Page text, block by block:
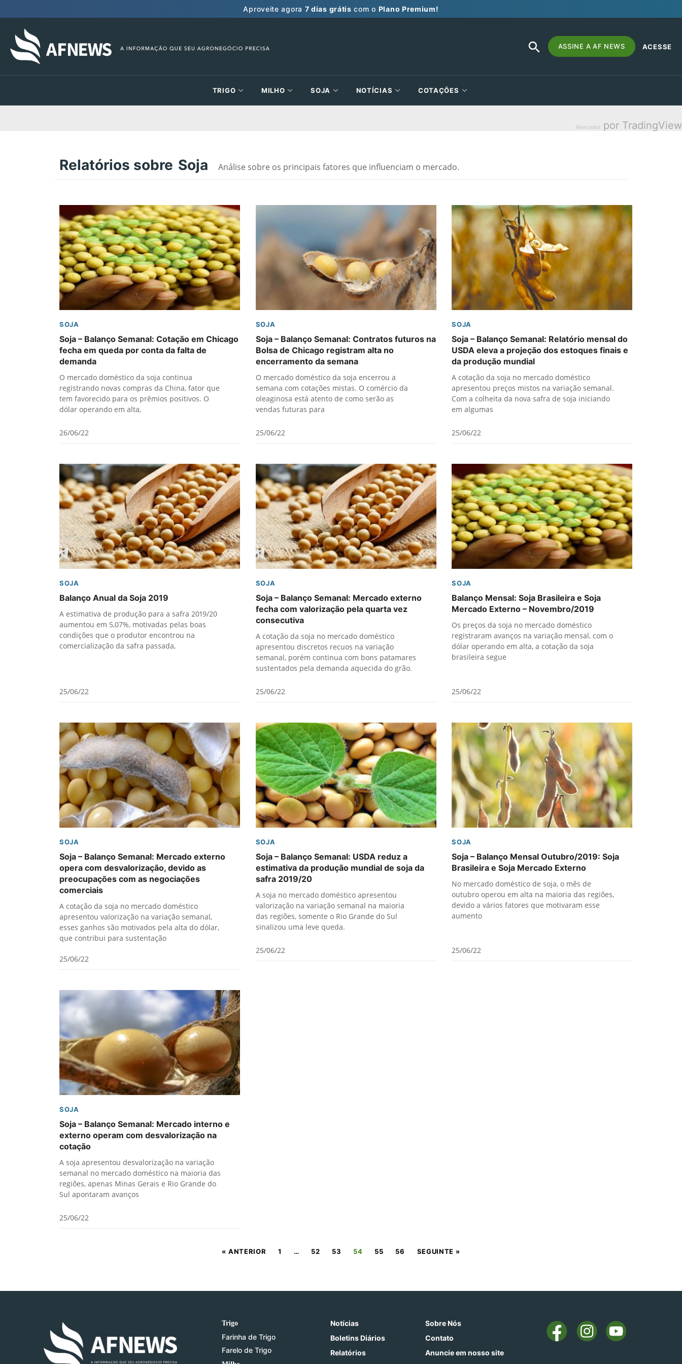
Aproveite agora 7 dias grátis com o Plano Premium!
Search
for:
SEARCH
BUTTON
ASSINE A AF NEWS ACESSE
TRIGO MILHO SOJA NOTÍCIAS COTAÇÕES
Mercados por TradingView
Relatórios sobre Soja Análise sobre os principais fatores que influenciam o mercado.
SOJA
Soja – Balanço Semanal: Cotação em Chicago
fecha em queda por conta da falta de
demanda
O mercado doméstico da soja continua
registrando novas compras da China, fator que
tem favorecido para os prêmios positivos. O
dólar operando em alta,
26/06/22
SOJA
Soja – Balanço Semanal: Contratos futuros na
Bolsa de Chicago registram alta no
encerramento da semana
O mercado doméstico da soja encerrou a
semana com cotações mistas. O comércio da
oleaginosa está atento de como serão as
vendas futuras para
25/06/22
SOJA
Soja – Balanço Semanal: Relatório mensal do
USDA eleva a projeção dos estoques finais e
da produção mundial
A cotação da soja no mercado doméstico
apresentou preços mistos na variação semanal.
Com a colheita da nova safra de soja iniciando
em algumas
25/06/22
SOJA
Balanço Anual da Soja 2019
A estimativa de produção para a safra 2019/20
aumentou em 5,07%, motivadas pelas boas
condições que o produtor encontrou na
comercialização da safra passada,
25/06/22
SOJA
Soja – Balanço Semanal: Mercado externo
fecha com valorização pela quarta vez
consecutiva
A cotação da soja no mercado doméstico
apresentou discretos recuos na variação
semanal, porém continua com bons patamares
sustentados pela demanda aquecida do grão.
25/06/22
SOJA
Balanço Mensal: Soja Brasileira e Soja
Mercado Externo – Novembro/2019
Os preços da soja no mercado doméstico
registraram avanços na variação mensal, com o
dólar operando em alta, a cotação da soja
brasileira segue
25/06/22
SOJA
Soja – Balanço Semanal: Mercado externo
opera com desvalorização, devido as
preocupações com as negociações
comerciais
A cotação da soja no mercado doméstico
apresentou valorização na variação semanal,
esses ganhos são motivados pela alta do dólar,
que contribui para sustentação
25/06/22
SOJA
Soja – Balanço Semanal: USDA reduz a
estimativa da produção mundial de soja da
safra 2019/20
A soja no mercado doméstico apresentou
valorização na variação semanal na maioria
das regiões, somente o Rio Grande do Sul
sinalizou uma leve queda.
25/06/22
SOJA
Soja – Balanço Mensal Outubro/2019: Soja
Brasileira e Soja Mercado Externo
No mercado doméstico de soja, o mês de
outubro operou em alta na maioria das regiões,
devido a vários fatores que motivaram esse
aumento
25/06/22
SOJA
Soja – Balanço Semanal: Mercado interno e
externo operam com desvalorização na
cotação
A soja apresentou desvalorização na variação
semanal no mercado doméstico na maioria das
regiões, apenas Minas Gerais e Rio Grande do
Sul apontaram avanços
25/06/22
« ANTERIOR 1 … 52 53 54 55 56 SEGUINTE »
Trigo
Farinha de Trigo
Farelo de Trigo
Notícias
Boletins Diários
Relatórios
Sobre Nós
Contato
Anuncie em nosso site